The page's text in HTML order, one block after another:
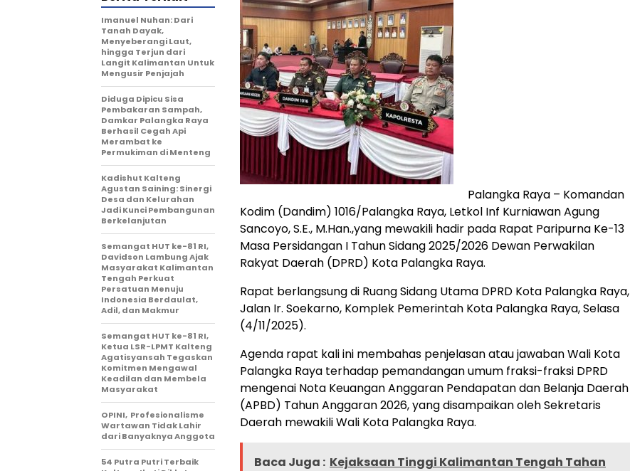
Palangka Raya – Komandan
Kodim (Dandim) 1016/Palangka Raya, Letkol Inf Kurniawan Agung
Sancoyo, S.E., M.Han.,yang mewakili hadir pada Rapat Paripurna Ke-13
Masa Persidangan I Tahun Sidang 2025/2026 Dewan Perwakilan
Rakyat Daerah (DPRD) Kota Palangka Raya.
Rapat berlangsung di Ruang Sidang Utama DPRD Kota Palangka Raya,
Jalan Ir. Soekarno, Komplek Pemerintah Kota Palangka Raya, Selasa
(4/11/2025).
Agenda rapat kali ini membahas penjelasan atau jawaban Wali Kota
Palangka Raya terhadap pemandangan umum fraksi-fraksi DPRD
mengenai Nota Keuangan Anggaran Pendapatan dan Belanja Daerah
(APBD) Tahun Anggaran 2026, yang disampaikan oleh Sekretaris
Daerah mewakili Wali Kota Palangka Raya.
Baca Juga : Kejaksaan Tinggi Kalimantan Tengah Tahan
Imanuel Nuhan: Dari
Tanah Dayak,
Menyeberangi Laut,
hingga Terjun dari
Langit Kalimantan Untuk
Mengusir Penjajah
Diduga Dipicu Sisa
Pembakaran Sampah,
Damkar Palangka Raya
Berhasil Cegah Api
Merambat ke
Permukiman di Menteng
Kadishut Kalteng
Agustan Saining: Sinergi
Desa dan Kelurahan
Jadi Kunci Pembangunan
Berkelanjutan
Semangat HUT ke-81 RI,
Davidson Lambung Ajak
Masyarakat Kalimantan
Tengah Perkuat
Persatuan Menuju
Indonesia Berdaulat,
Adil, dan Makmur
Semangat HUT ke-81 RI,
Ketua LSR-LPMT Kalteng
Agatisyansah Tegaskan
Komitmen Mengawal
Keadilan dan Membela
Masyarakat
OPINI, Profesionalisme
Wartawan Tidak Lahir
dari Banyaknya Anggota
54 Putra Putri Terbaik